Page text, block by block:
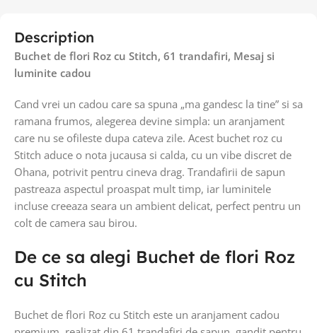
Description
Buchet de flori Roz cu Stitch, 61 trandafiri, Mesaj si
luminite cadou
Cand vrei un cadou care sa spuna „ma gandesc la tine” si sa
ramana frumos, alegerea devine simpla: un aranjament
care nu se ofileste dupa cateva zile. Acest buchet roz cu
Stitch aduce o nota jucausa si calda, cu un vibe discret de
Ohana, potrivit pentru cineva drag. Trandafirii de sapun
pastreaza aspectul proaspat mult timp, iar luminitele
incluse creeaza seara un ambient delicat, perfect pentru un
colt de camera sau birou.
De ce sa alegi Buchet de flori Roz
cu Stitch
Buchet de flori Roz cu Stitch este un aranjament cadou